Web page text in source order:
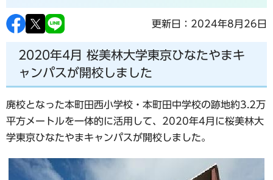
更新日：2024年8月26日
2020年4月 桜美林大学東京ひなたやまキ
ャンパスが開校しました
廃校となった本町田西小学校・本町田中学校の跡地約3.2万
平方メートルを一体的に活用して、2020年4月に桜美林大
学東京ひなたやまキャンパスが開校しました。